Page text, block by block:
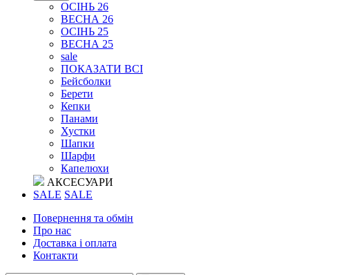
ОСІНЬ 26
ВЕСНА 26
ОСІНЬ 25
ВЕСНА 25
sale
ПОКАЗАТИ ВСІ
Бейсболки
Берети
Кепки
Панами
Хустки
Шапки
Шарфи
Капелюхи
АКСЕСУАРИ
SALE SALE
Повернення та обмін
Про нас
Доставка і оплата
Контакти